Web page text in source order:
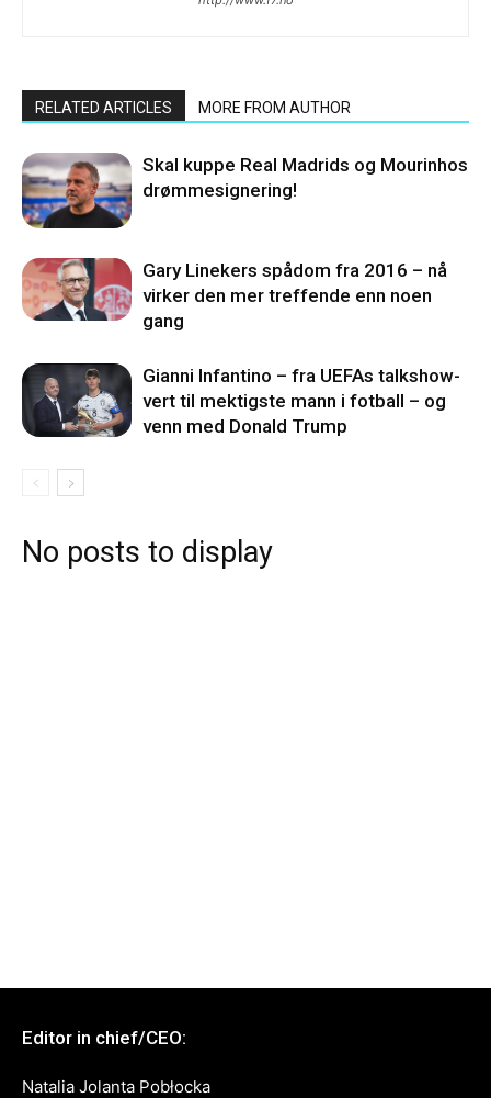
RELATED ARTICLES MORE FROM AUTHOR
Skal kuppe Real Madrids og Mourinhos
drømmesignering!
Gary Linekers spådom fra 2016 – nå
virker den mer treffende enn noen
gang
Gianni Infantino – fra UEFAs talkshow-
vert til mektigste mann i fotball – og
venn med Donald Trump
No posts to display
Editor in chief/CEO:
Natalia Jolanta Pobłocka